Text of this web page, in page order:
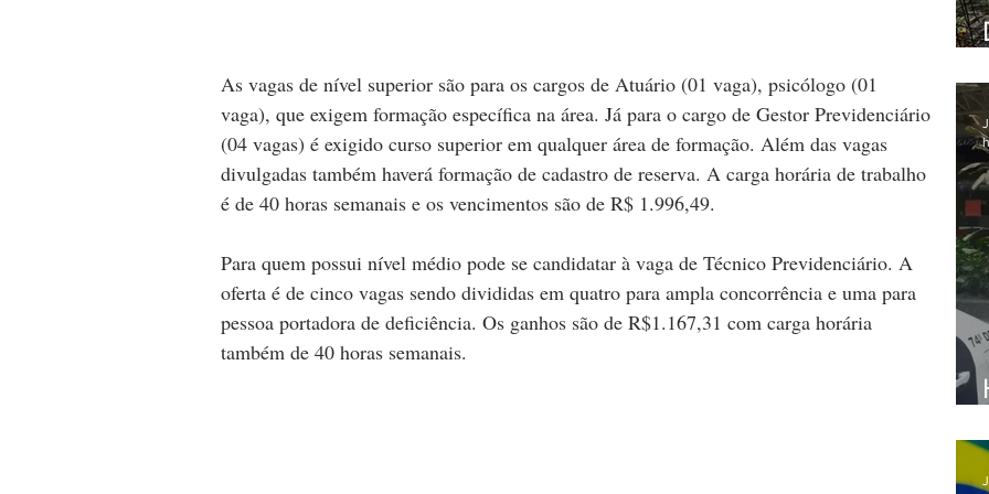
As vagas de nível superior são para os cargos de Atuário (01 vaga), psicólogo (01
vaga), que exigem formação específica na área. Já para o cargo de Gestor Previdenciário
(04 vagas) é exigido curso superior em qualquer área de formação. Além das vagas
divulgadas também haverá formação de cadastro de reserva. A carga horária de trabalho
é de 40 horas semanais e os vencimentos são de R$ 1.996,49.
Para quem possui nível médio pode se candidatar à vaga de Técnico Previdenciário. A
oferta é de cinco vagas sendo divididas em quatro para ampla concorrência e uma para
pessoa portadora de deficiência. Os ganhos são de R$1.167,31 com carga horária
também de 40 horas semanais.